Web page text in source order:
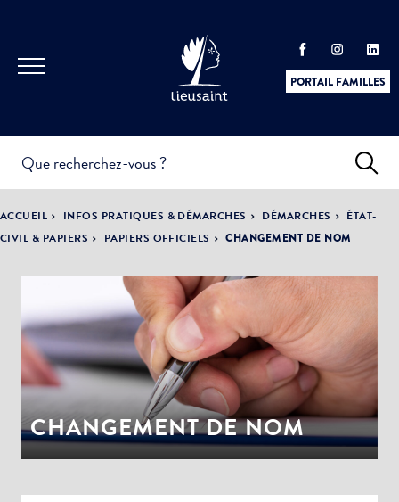
PORTAIL FAMILLES
PRATIQUES &
DÉMARCHES
ACTUALITÉS &
ÉVÈNEMENTS
LA VILLE
DÉMOCRATIE
PARTICIPATIVE
ACCUEIL INFOS PRATIQUES & DÉMARCHES DÉMARCHES
ÉTAT-
CIVIL & PAPIERS
PAPIERS OFFICIELS CHANGEMENT DE NOM
CHANGEMENT DE NOM